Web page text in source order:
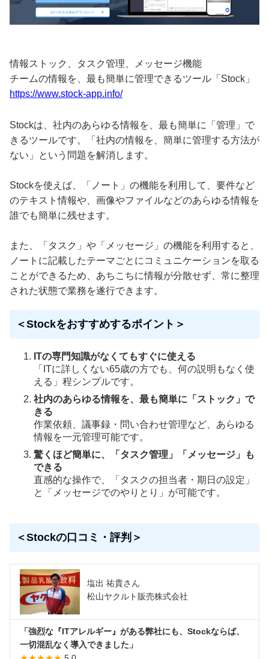
情報ストック、タスク管理、メッセージ機能
チームの情報を、最も簡単に管理できるツール「Stock」
https://www.stock-app.info/
Stockは、社内のあらゆる情報を、最も簡単に「管理」で
きるツールです。「社内の情報を、簡単に管理する方法が
ない」という問題を解消します。
Stockを使えば、「ノート」の機能を利用して、要件など
のテキスト情報や、画像やファイルなどのあらゆる情報を
誰でも簡単に残せます。
また、「タスク」や「メッセージ」の機能を利用すると、
ノートに記載したテーマごとにコミュニケーションを取る
ことができるため、あちこちに情報が分散せず、常に整理
された状態で業務を遂行できます。
＜Stockをおすすめするポイント＞
ITの専門知識がなくてもすぐに使える
「ITに詳しくない65歳の方でも、何の説明もなく使
える」程シンプルです。
社内のあらゆる情報を、最も簡単に「ストック」で
きる
作業依頼、議事録・問い合わせ管理など、あらゆる
情報を一元管理可能です。
驚くほど簡単に、「タスク管理」「メッセージ」も
できる
直感的な操作で、「タスクの担当者・期日の設定」
と「メッセージでのやりとり」が可能です。
＜Stockの口コミ・評判＞
塩出 祐貴さん
松山ヤクルト販売株式会社
「強烈な『ITアレルギー』がある弊社にも、Stockならば、
一切混乱なく導入できました」